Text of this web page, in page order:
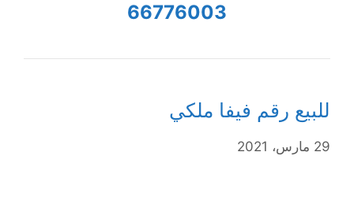
66776003
للبيع رقم فيفا ملكي
29 مارس، 2021